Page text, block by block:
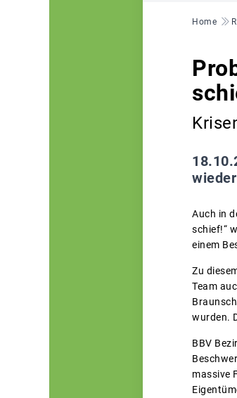
Home
Auch in
schief!“
einem
Zu
Team
wurden.
BBV
massive